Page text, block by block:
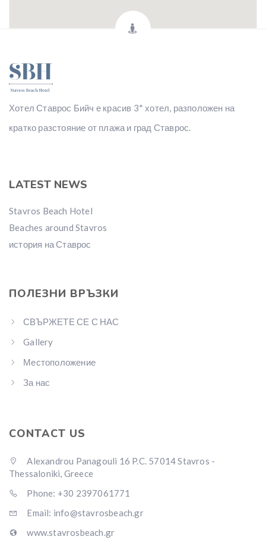
Хотел Ставрос Бийч е красив 3* хотел, разположен на
кратко разстояние от плажа и град Ставрос.
LATEST NEWS
Stavros Beach Hotel
Beaches around Stavros
история на Ставрос
ПОЛЕЗНИ ВРЪЗКИ
СВЪРЖЕТЕ СЕ С НАС
Gallery
Местоположение
За нас
CONTACT US
Alexandrou Panagouli 16 P.C. 57014 Stavros -
Thessaloniki, Greece
Phone: +30 2397061771
Email: info@stavrosbeach.gr
www.stavrosbeach.gr